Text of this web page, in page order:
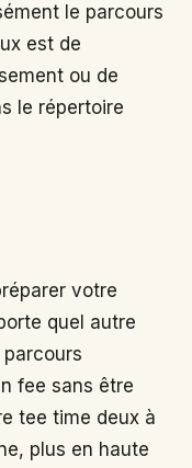
le parcours
est de
ou de
le répertoire
votre
quel autre
fee sans être
tee time deux à
plus en haute